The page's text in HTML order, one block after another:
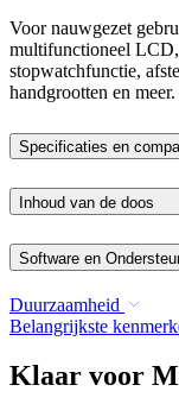
Voor nauwgezet
multifunctioneel LCD,
stopwatchfunctie,
handgrootten en meer.
Specificaties en
Inhoud van de doos
Software en
Duurzaamheid
Belangrijkste
Klaar voor